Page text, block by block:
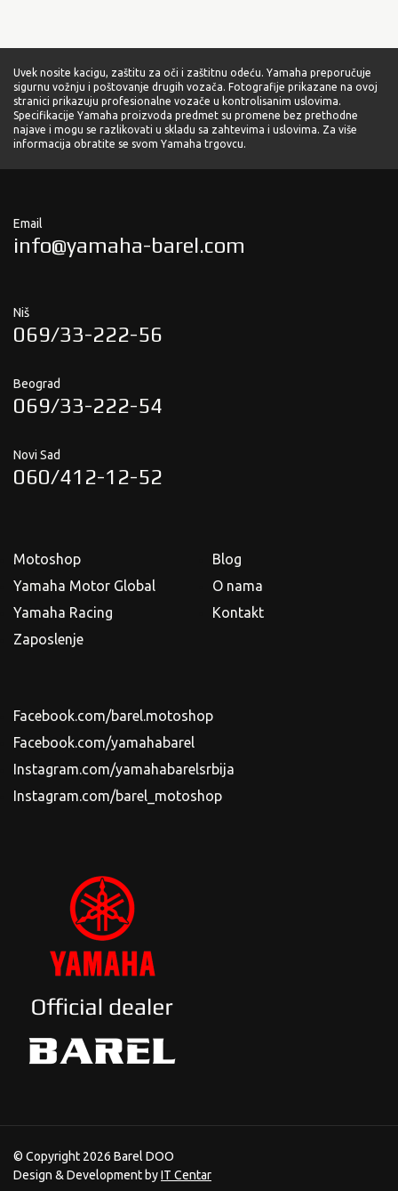
Uvek nosite kacigu, zaštitu za oči i zaštitnu odeću. Yamaha preporučuje
sigurnu vožnju i poštovanje drugih vozača. Fotografije prikazane na ovoj
stranici prikazuju profesionalne vozače u kontrolisanim uslovima.
Specifikacije Yamaha proizvoda predmet su promene bez prethodne
najave i mogu se razlikovati u skladu sa zahtevima i uslovima. Za više
informacija obratite se svom Yamaha trgovcu.
Email
info@yamaha-barel.com
Niš
069/33-222-56
Beograd
069/33-222-54
Novi Sad
060/412-12-52
Motoshop
Yamaha Motor Global
Yamaha Racing
Zaposlenje
Blog
O nama
Kontakt
Facebook.com/barel.motoshop
Facebook.com/yamahabarel
Instagram.com/yamahabarelsrbija
Instagram.com/barel_motoshop
© Copyright 2026 Barel DOO
Design & Development byIT Centar